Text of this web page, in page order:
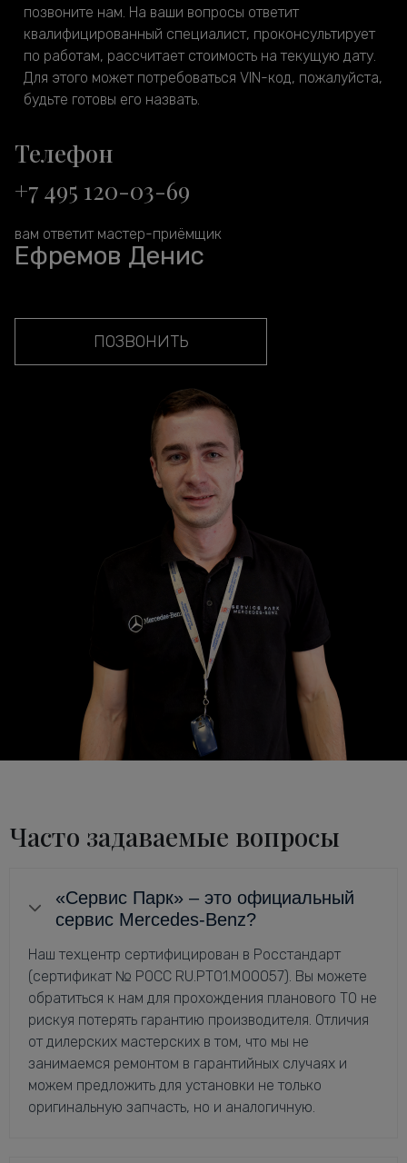
позвоните нам. На ваши вопросы ответит
квалифицированный специалист, проконсультирует
по работам, рассчитает стоимость на текущую дату.
Для этого может потребоваться VIN-код, пожалуйста,
будьте готовы его назвать.
Телефон
+7 495 120-03-69
вам ответит мастер-приёмщик
Ефремов Денис
ПОЗВОНИТЬ
Часто задаваемые вопросы
«Сервис Парк» – это официальный
сервис Mercedes-Benz?
Наш техцентр сертифицирован в Росстандарт
(сертификат № РОСС RU.РТ01.М00057). Вы можете
обратиться к нам для прохождения планового ТО не
рискуя потерять гарантию производителя. Отличия
от дилерских мастерских в том, что мы не
занимаемся ремонтом в гарантийных случаях и
можем предложить для установки не только
оригинальную запчасть, но и аналогичную.